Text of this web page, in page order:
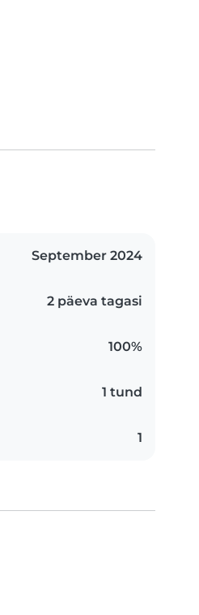
September 2024
2 päeva tagasi
100%
1 tund
1